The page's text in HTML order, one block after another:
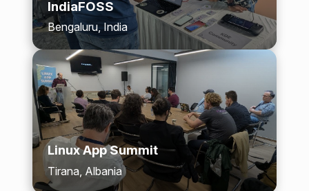
IndiaFOSS
Bengaluru, India
Linux App Summit
Tirana, Albania